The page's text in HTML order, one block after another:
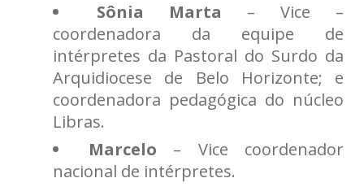
Sônia
Marta – Vice –
coordenadora da equipe de
intérpretes da Pastoral do Surdo da
Arquidiocese de Belo Horizonte; e
coordenadora pedagógica do núcleo
Libras.
Marcelo – Vice coordenador
nacional de intérpretes.